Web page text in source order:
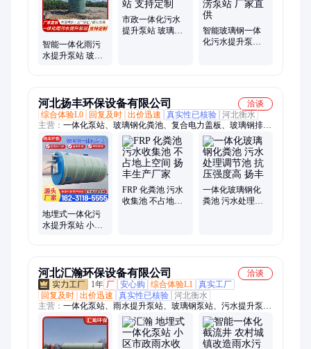
智能一体化雨污
水提升泵站 玻璃
市政一体化污水
提升泵站 玻璃钢
智能玻璃钢一体
化污水提升泵站
河北扬丰环保设备有限公司
洽谈
综合体验L0
回复及时 出价迅速 真实性已核验 河北衡水
主营： 一体化泵站、玻璃钢化粪池、复合电力盖板、玻璃钢排水
沟、玻璃钢管道、污水池盖板、玻璃钢除雾器、玻璃钢盐酸储
罐、电缆沟盖板
地埋式一体化污
水提升泵站 小区
FRP 化粪池 污水
收集池 不占地上
一体化玻璃钢化
粪池 污水处理调
河北汇瀚环保设备有限公司
洽谈
1年 厂 安心购 综合体验L1 真实工厂
回复及时 出价迅速 真实性已核验 河北衡水
主营： 一体化泵站、雨水提升泵站、玻璃钢泵站、污水提升泵
站、一体化污水提升泵站、玻璃钢化粪池、化粪池、波纹化粪
池、玻璃钢水罐、HMPP一体化泵站、地埋式泵站、雨水排涝泵
站、一体化预制泵站、一体化污水泵站、一体化雨水泵站、一体